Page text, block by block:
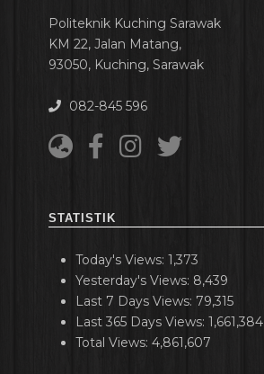
Politeknik Kuching Sarawak
KM 22, Jalan Matang,
93050, Kuching, Sarawak
082-845 596
STATISTIK
Today's Views: 1,373
Yesterday's Views: 8,439
Last 7 Days Views: 79,315
Last 365 Days Views: 1,661,384
Total Views: 4,861,607